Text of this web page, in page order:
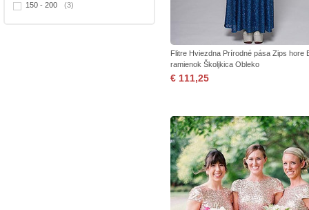
150 - 200 (3)
Flitre Hviezdna Prírodné pása Zips hore
ramienok Školjkica Obleko
€ 111,25